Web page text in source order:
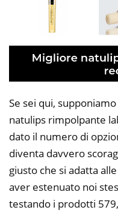
Se sei qui,
natulips rimpolpante
dato il numero di
diventa davvero
giusto che si adatta
aver estenuato noi
testando i prodotti